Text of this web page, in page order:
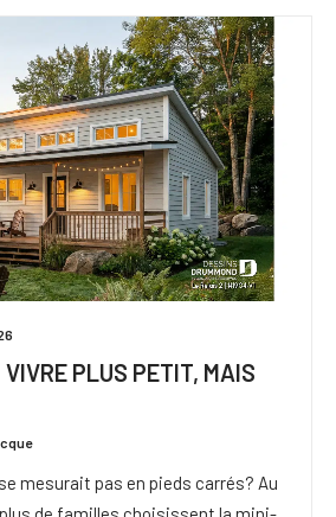
PLUS PETIT, MAIS
mesurait pas en pieds carrés? Au